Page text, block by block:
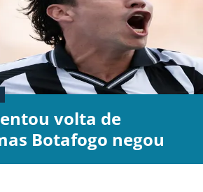
volta de
Botafogo negou